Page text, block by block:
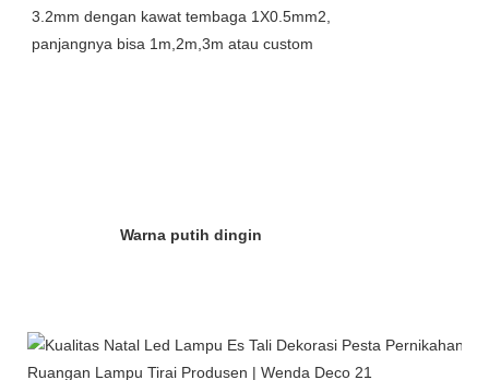
3.2mm dengan kawat tembaga 1X0.5mm2,
panjangnya bisa 1m,2m,3m atau custom
Warna putih dingin